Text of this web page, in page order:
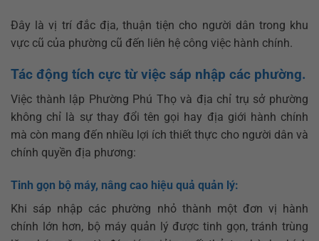
Đây là vị trí đắc địa, thuận tiện cho người dân trong khu
vực cũ của phường cũ đến liên hệ công việc hành chính.
Tác động tích cực từ việc sáp nhập các phường.
Việc thành lập Phường Phú Thọ và địa chỉ trụ sở phường
không chỉ là sự thay đổi tên gọi hay địa giới hành chính
mà còn mang đến nhiều lợi ích thiết thực cho người dân và
chính quyền địa phương:
Tinh gọn bộ máy, nâng cao hiệu quả quản lý:
Khi sáp nhập các phường nhỏ thành một đơn vị hành
chính lớn hơn, bộ máy quản lý được tinh gọn, tránh trùng